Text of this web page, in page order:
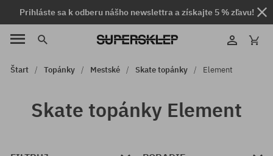
Prihláste sa k odberu nášho newslettra a získajte 5 % zľavu!
Štart Topánky Mestské Skate topánky Element
Skate topánky Element